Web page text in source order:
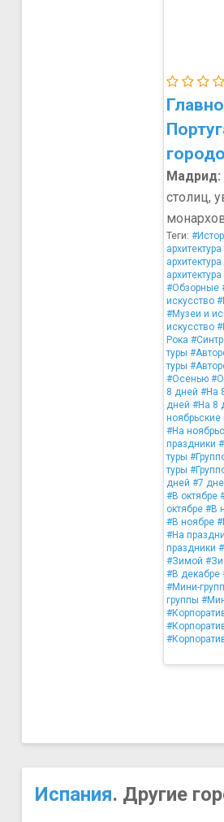
Мадрид:
столиц,
Теги:
архитектура
архитектура
архитектура
#Обзорные
искусство
#Музеи и
искусство
Рока
туры
туры
#Осенью
8 дней #На
дней #На 8
ноябрьские
#На
праздники
туры
туры
дней #7
#В октябре
октябре #В
#В ноябре
#На
праздники
#Зимой
#В декабре
#Мини-
группы
Испания. Другие